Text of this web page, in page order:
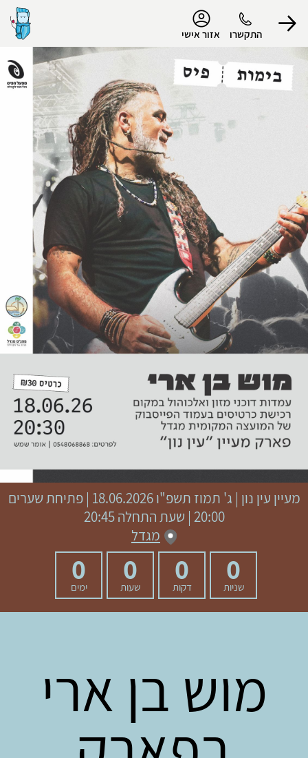
התקשרו אזור אישי
הפרופיל שלי
התנתק
מעיין עין נון | ג' תמוז תשפ"ו
18.06.2026 | פתיחת שערים
20:00 | שעת התחלה 20:45
מגדל
0
שניות
0
דקות
0
שעות
0
ימים
מוש בן ארי